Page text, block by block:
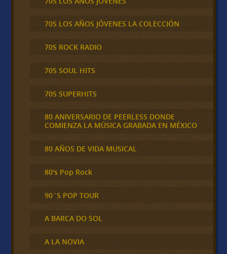
70S LOS AÑOS JÓVENES LA COLECCIÓN
70S ROCK RADIO
70S SOUL HITS
70S SUPERHITS
80 ANIVERSARIO DE PEERLESS DONDE
COMIENZA LA MÚSICA GRABADA EN MÉXICO
80 AÑOS DE VIDA MUSICAL
80's Pop Rock
90´S POP TOUR
A BARCA DO SOL
A LA NOVIA